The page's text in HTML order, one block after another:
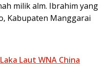
milik alm. Ibrahim yang
Kabupaten Manggarai
Laut WNA China